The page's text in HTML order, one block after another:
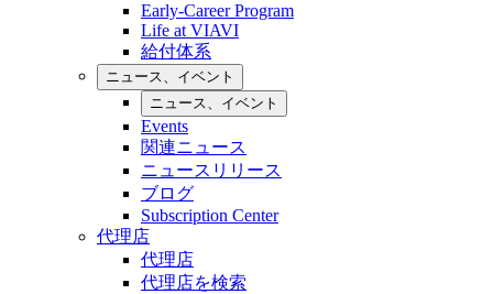
Early-Career Program
Life at VIAVI
給付体系
ニュース、イベント
ニュース、イベント
Events
関連ニュース
ニュースリリース
ブログ
Subscription Center
代理店
代理店
代理店を検索